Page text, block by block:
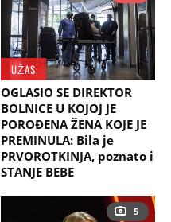
UŽAS
OGLASIO SE DIREKTOR
BOLNICE U KOJOJ JE
POROĐENA ŽENA KOJE JE
PREMINULA: Bila je
PRVOROTKINJA, poznato i
STANJE BEBE
5